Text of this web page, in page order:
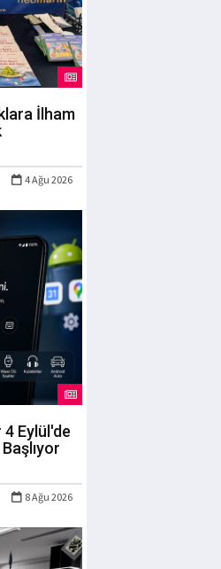
İlham
4 Ağu 2026
Eylül'de
8 Ağu 2026